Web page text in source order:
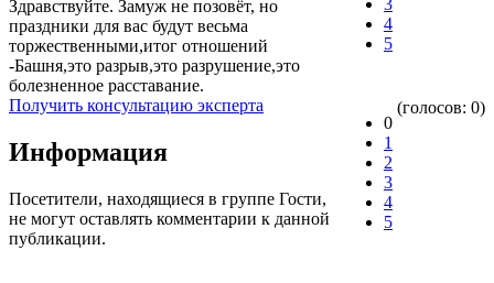
4
5
Здравствуйте. Замуж не позовёт, но
праздники для вас будут весьма
торжественными,итог отношений
-Башня,это разрыв,это разрушение,это
болезненное расставание.
Получить консультацию эксперта
0
1
2
3
4
5
(голосов: 0)
Информация
Посетители, находящиеся в группе Гости,
не могут оставлять комментарии к данной
публикации.